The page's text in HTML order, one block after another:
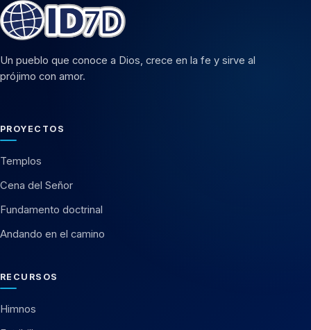
Un pueblo que conoce a Dios, crece en la fe y sirve al
prójimo con amor.
PROYECTOS
Templos
Cena del Señor
Fundamento doctrinal
Andando en el camino
RECURSOS
Himnos